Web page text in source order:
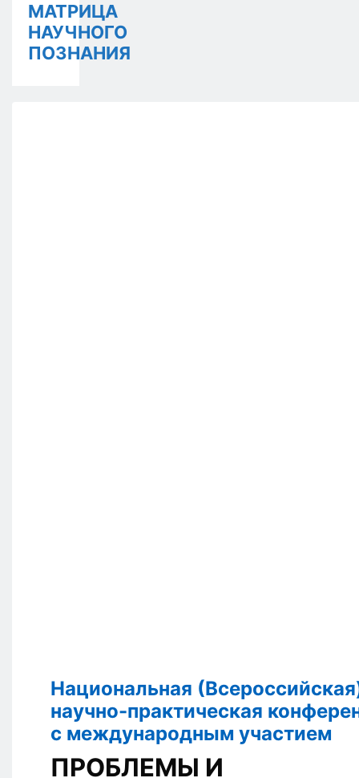
МАТРИЦА
НАУЧНОГО
ПОЗНАНИЯ
Национальная
научно-практическая
с международным участием
ПРОБЛЕМЫ И